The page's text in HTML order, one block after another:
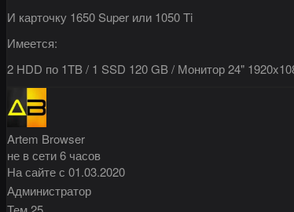
И карточку 1650 Super или 1050 Ti
Имеется:
2 HDD по 1TB / 1 SSD 120 GB / Монитор 24"
Artem Browser
не в сети 6 часов
На сайте с 01.03.2020
Администратор